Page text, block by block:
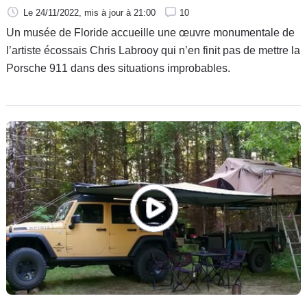
Le 24/11/2022, mis à jour à 21:00 10
Un musée de Floride accueille une œuvre monumentale de
l’artiste écossais Chris Labrooy qui n’en finit pas de mettre la
Porsche 911 dans des situations improbables.